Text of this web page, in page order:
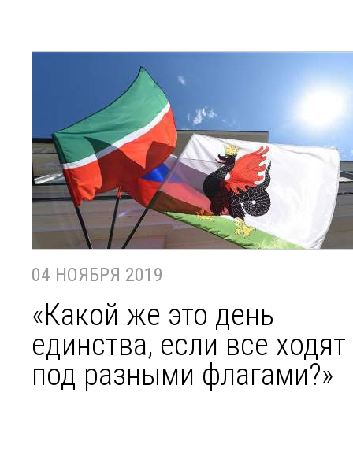
04 НОЯБРЯ 2019
«Какой же это день
единства, если все ходят
под разными флагами?»